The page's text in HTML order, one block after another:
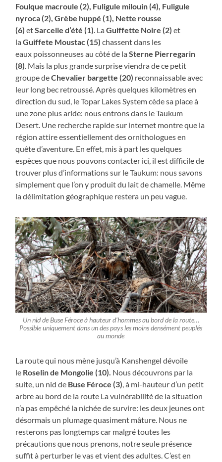
Foulque macroule (2), Fuligule milouin (4), Fuligule
nyroca (2), Grèbe huppé (1), Nette rousse
(6) etSarcelle d’été (1). LaGuiffette Noire (2) et
laGuiffete Moustac (15)chassent dans les
eaux poissonneuses au côté de laSterne Pierregarin
(8). Mais la plus grande surprise viendra de ce petit
groupe deChevalier bargette (20) reconnaissable avec
leur long bec retroussé. Après quelques kilomètres en
direction du sud, le Topar Lakes System cède sa place à
une zone plus aride: nous entrons dans le Taukum
Desert. Une recherche rapide sur internet montre que la
région attire essentiellement des ornithologues en
quête d’aventure. En effet, mis à part les quelques
espèces que nous pouvons contacter ici, il est difficile de
trouver plus d’informations sur le Taukum: nous savons
simplement que l’on y produit du lait de chamelle. Même
la délimitation géographique restera un peu vague.
Un nid de Buse Féroce à hauteur d’hommes au bord de la route…
Possible uniquement dans un des pays les moins densément peuplés
au monde
La route qui nous mène jusqu’à Kanshengel dévoile
le Roselin de Mongolie (10). Nous découvrons par la
suite, un nid de Buse Féroce (3), à mi-hauteur d’un petit
arbre au bord de la route La vulnérabilité de la situation
n’a pas empêché la nichée de survire: les deux jeunes ont
désormais un plumage quasiment mâture. Nous ne
resterons pas longtemps car malgré toutes les
précautions que nous prenons, notre seule présence
suffit à perturber le vas et vient des adultes. C’est en